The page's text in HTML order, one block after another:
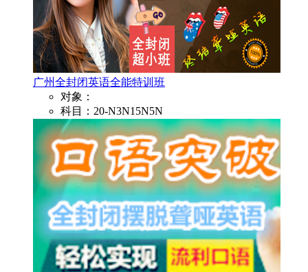
广州全封闭英语全能特训班
对象：
科目：20-N3N15N5N